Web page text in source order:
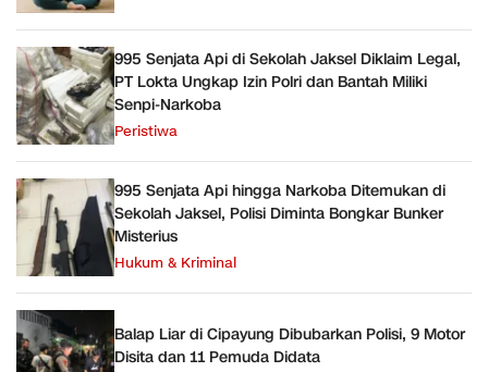
995 Senjata Api di Sekolah Jaksel Diklaim Legal,
PT Lokta Ungkap Izin Polri dan Bantah Miliki
Senpi-Narkoba
Peristiwa
995 Senjata Api hingga Narkoba Ditemukan di
Sekolah Jaksel, Polisi Diminta Bongkar Bunker
Misterius
Hukum & Kriminal
Balap Liar di Cipayung Dibubarkan Polisi, 9 Motor
Disita dan 11 Pemuda Didata